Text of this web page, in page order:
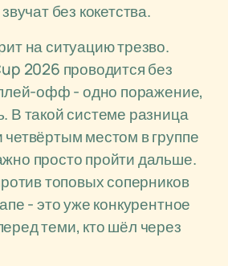
без кокетства.
на ситуацию трезво.
2026 проводится без
офф - одно поражение,
В такой системе разница
местом в группе
просто пройти дальше.
топовых соперников
- это уже конкурентное
теми, кто шёл через